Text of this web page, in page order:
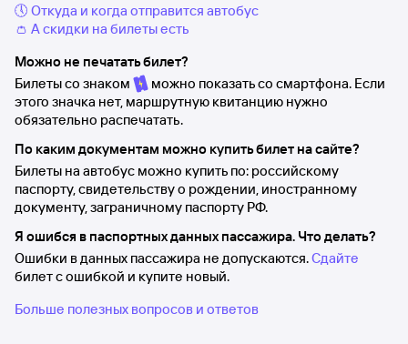
🕔 Откуда и когда отправится автобус
👛 А скидки на билеты есть
Можно не печатать билет?
Билеты со знаком
можно показать со смартфона. Если
этого значка нет, маршрутную квитанцию нужно
обязательно распечатать.
По каким документам можно купить билет на сайте?
Билеты на автобус можно купить по: российскому
паспорту, свидетельству о рождении, иностранному
документу, заграничному паспорту РФ.
Я ошибся в паспортных данных пассажира. Что делать?
Ошибки в данных пассажира не допускаются.Сдайте
билет с ошибкой и купите новый.
Больше полезных вопросов и ответов